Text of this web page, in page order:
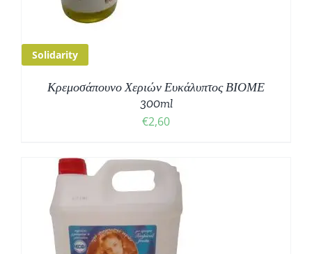
Solidarity
Κρεμοσάπουνο Χεριών Ευκάλυπτος ΒΙΟΜΕ
300ml
€2,60